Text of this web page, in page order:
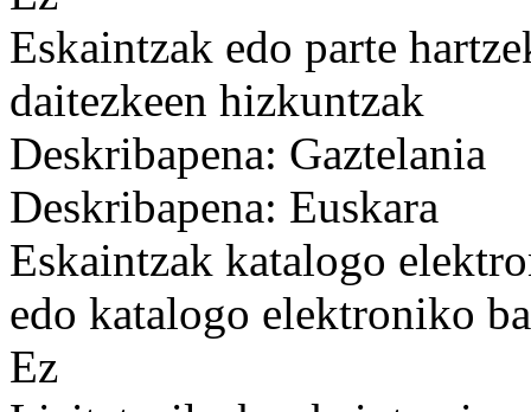
Eskaintzak edo parte
daitezkeen hizkuntzak
Deskribapena: Gaztelania
Deskribapena: Euskara
Eskaintzak katalogo
edo katalogo elektroniko
Ez